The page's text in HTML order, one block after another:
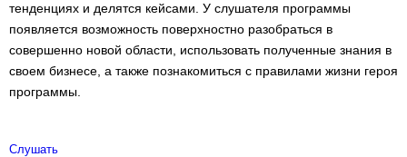
тенденциях и делятся кейсами. У слушателя программы
появляется возможность поверхностно разобраться в
совершенно новой области, использовать полученные знания в
своем бизнесе, а также познакомиться с правилами жизни героя
программы.
Слушать